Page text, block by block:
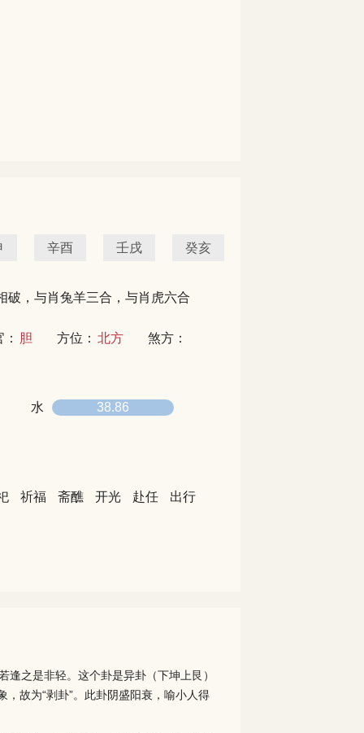
辛酉 壬戌 癸亥
破，与肖兔羊三合，与肖虎六合
胆 方位： 北方
煞方：
水 38.86
祈福 斋醮 开光 赴任 出行
逢之是非轻。这个卦是异卦（下坤上艮）
故为“剥卦”。此卦阴盛阳衰，喻小人得